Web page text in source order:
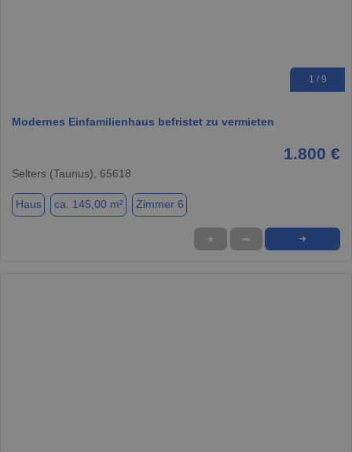
1 / 9
Modernes Einfamilienhaus befristet zu vermieten
1.800 €
Selters (Taunus), 65618
Haus ca. 145,00 m² Zimmer 6
★ ➦ ➜